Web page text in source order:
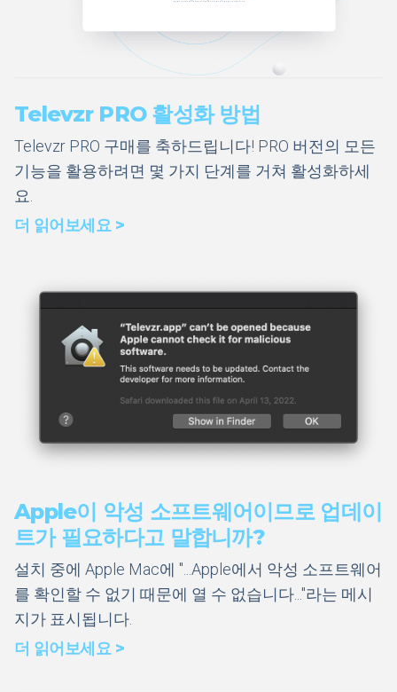
Televzr PRO 활성화 방법
Televzr PRO 구매를 축하드립니다! PRO 버전의 모든
기능을 활용하려면 몇 가지 단계를 거쳐 활성화하세
요.
더 읽어보세요 >
Apple이 악성 소프트웨어이므로 업데이
트가 필요하다고 말합니까?
설치 중에 Apple Mac에 "...Apple에서 악성 소프트웨어
를 확인할 수 없기 때문에 열 수 없습니다..."라는 메시
지가 표시됩니다.
더 읽어보세요 >